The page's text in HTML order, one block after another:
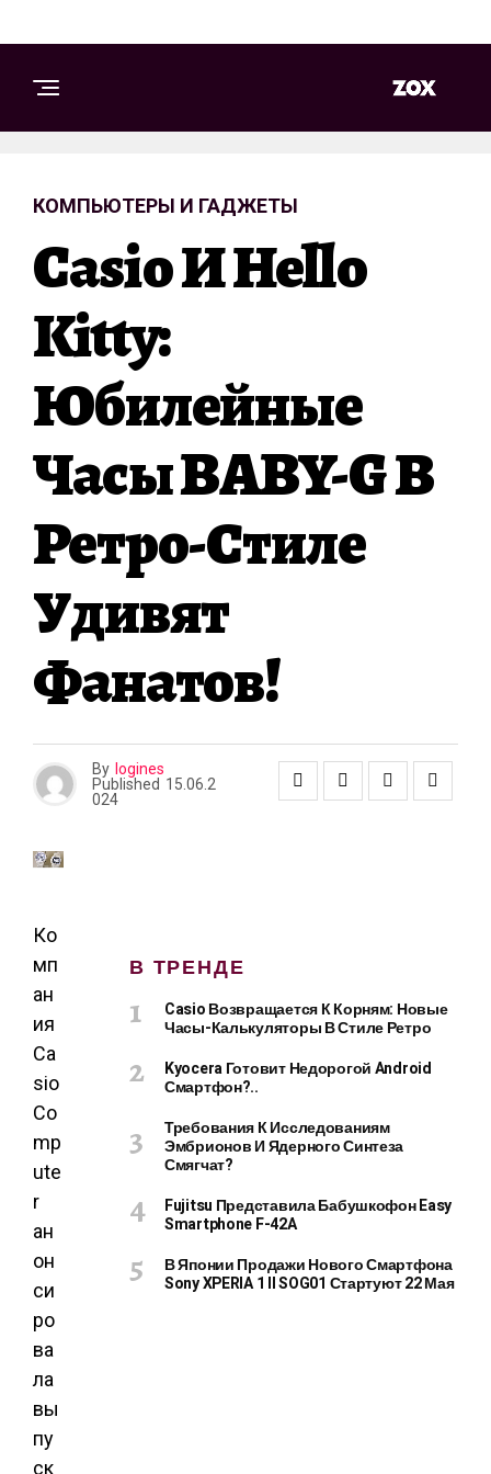
КОМПЬЮТЕРЫ И ГАДЖЕТЫ
Casio И Hello
Kitty:
Юбилейные
Часы BABY-G В
Ретро-Стиле
Удивят
Фанатов!
By logines
Published 15.06.2
024
Ко
мп
ан
ия
Ca
sio
Co
mp
ute
r
ан
он
си
ро
ва
ла
вы
пу
ск
В ТРЕНДЕ
Casio Возвращается К Корням: Новые
Часы-Калькуляторы В Стиле Ретро
Kyocera Готовит Недорогой Android
Смартфон?..
Требования К Исследованиям
Эмбрионов И Ядерного Синтеза
Смягчат?
Fujitsu Представила Бабушкофон Easy
Smartphone F-42A
В Японии Продажи Нового Смартфона
Sony XPERIA 1 II SOG01 Стартуют 22 Мая